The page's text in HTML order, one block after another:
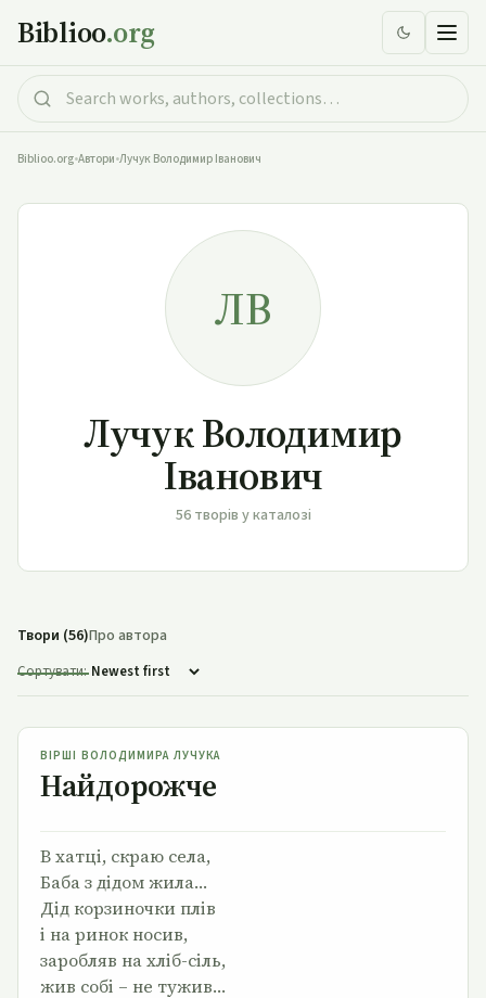
Biblioo.org
Biblioo.org•Автори•Лучук Володимир Іванович
ЛВ
Лучук Володимир
Іванович
56 творів у каталозі
Твори (56)Про автора
Сортувати:
Найдорожче
ВІРШІ ВОЛОДИМИРА ЛУЧУКА
Найдорожче
В хатці, скраю села,
Баба з дідом жила…
Дід корзиночки плів
і на ринок носив,
заробляв на хліб-сіль,
жив собі – не тужив…